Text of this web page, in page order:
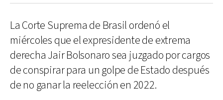
La Corte Suprema de Brasil ordenó el
miércoles que el expresidente de extrema
derecha Jair Bolsonaro sea juzgado por cargos
de conspirar para un golpe de Estado después
de no ganar la reelección en 2022.